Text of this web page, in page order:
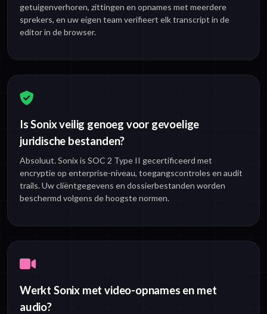
getuigenverhoren, zittingen en opnames met meerdere
sprekers, en uw eigen team verifieert elk transcript in de
editor in de browser.
Is Sonix veilig genoeg voor gevoelige
juridische bestanden?
Absoluut. Sonix is SOC 2 Type II gecertificeerd met
encryptie op enterprise-niveau, toegangscontroles en audit
trails. Uw cliëntgegevens en dossierbestanden worden
beschermd volgens de hoogste normen.
Werkt Sonix met video-opnames en met
audio?